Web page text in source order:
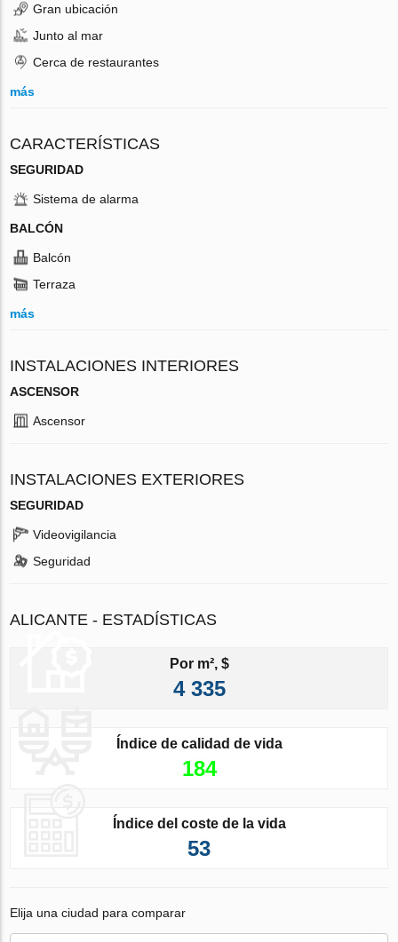
Gran ubicación
Junto al mar
Cerca de restaurantes
más
CARACTERÍSTICAS
SEGURIDAD
Sistema de alarma
BALCÓN
Balcón
Terraza
más
INSTALACIONES INTERIORES
ASCENSOR
Ascensor
INSTALACIONES EXTERIORES
SEGURIDAD
Videovigilancia
Seguridad
ALICANTE - ESTADÍSTICAS
Por m², $
4 335
Índice de calidad de vida
184
Índice del coste de la vida
53
Elija una ciudad para comparar